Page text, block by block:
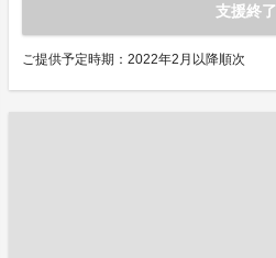
支援終了
ご提供予定時期：2022年2月以降順次